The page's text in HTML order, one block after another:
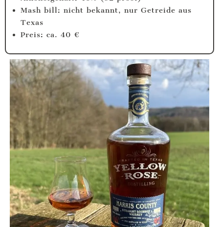
Mash bill: nicht bekannt, nur Getreide aus
Texas
Preis: ca. 40 €